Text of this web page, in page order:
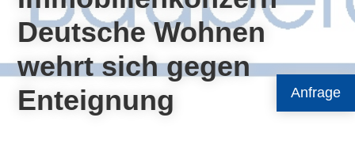
Anfrage
Deutsche Wohnen
wehrt sich gegen
Enteignung